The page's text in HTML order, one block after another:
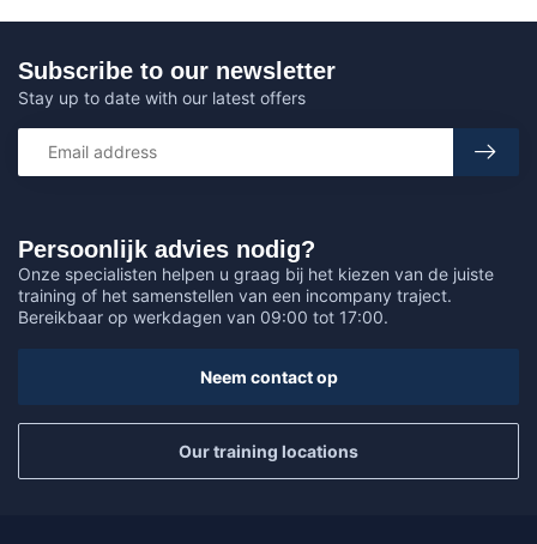
Persoonlijk advies nodig?
Onze specialisten helpen u graag bij het kiezen van de juiste
training of het samenstellen van een incompany traject.
Bereikbaar op werkdagen van 09:00 tot 17:00.
Neem contact op
Our training locations
Subscribe to our newsletter
Stay up to date with our latest offers